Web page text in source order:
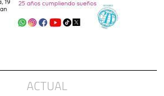
ACTUAL